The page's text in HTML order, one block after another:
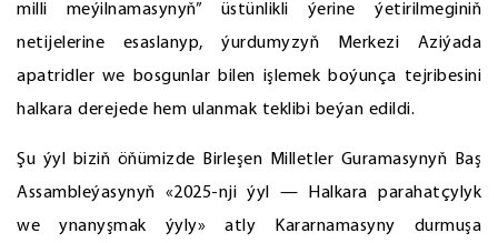
milli meýilnamasynyň” üstünlikli ýerine ýetirilmeginiň
netijelerine esaslanyp, ýurdumyzyň Merkezi Aziýada
apatridler we bosgunlar bilen işlemek boýunça tejribesini
halkara derejede hem ulanmak teklibi beýan edildi.
Şu ýyl biziň öňümizde Birleşen Milletler Guramasynyň Baş
Assambleýasynyň «2025-nji ýyl — Halkara parahatçylyk
we ynanyşmak ýyly» atly Kararnamasyny durmuşa